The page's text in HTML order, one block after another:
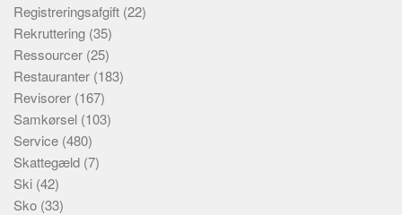
Registreringsafgift (22)
Rekruttering (35)
Ressourcer (25)
Restauranter (183)
Revisorer (167)
Samkørsel (103)
Service (480)
Skattegæld (7)
Ski (42)
Sko (33)